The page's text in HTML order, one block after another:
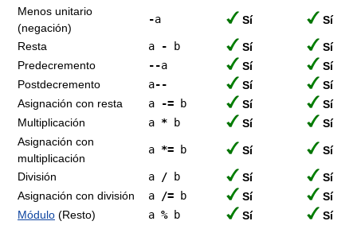
Menos unitario
(negación)
-a Sí Sí
Resta a - b Sí
Sí
Predecremento
--a Sí
Sí
Postdecremento
a-- Sí
Sí
Asignación con resta
a -= b Sí
Sí
Multiplicación
a * b Sí
Sí
Asignación con
multiplicación
a *= b Sí Sí
División a / b Sí
Sí
Asignación con división
a /= b Sí
Sí
Módulo (Resto) a %b Sí
Sí